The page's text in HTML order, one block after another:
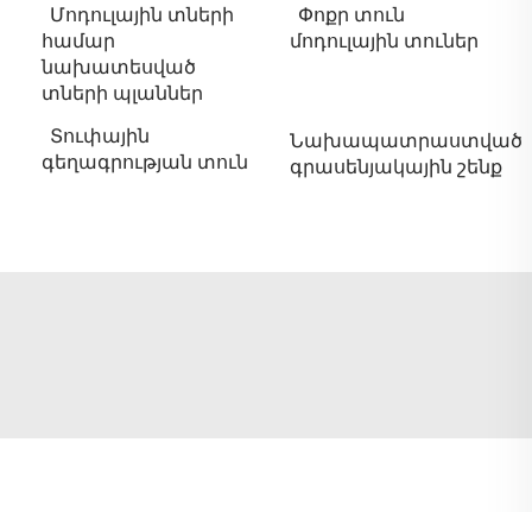
Մոդուլային տների
համար
նախատեսված
տների պլաններ
Փոքր տուն
մոդուլային տուներ
Տուփային
գեղագրության տուն
Նախապատրաստված
գրասենյակային շենք